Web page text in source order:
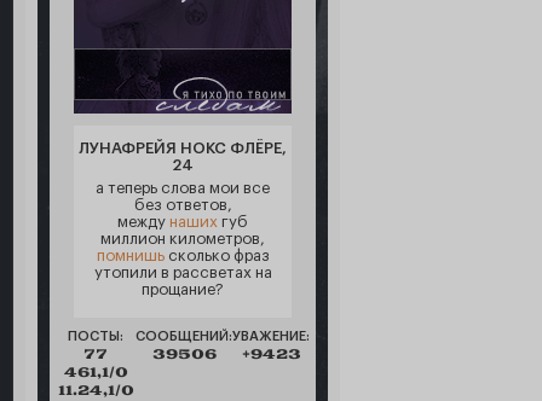
ЛУНАФРЕЙЯ НОКС ФЛЁРЕ,
24
а теперь слова мои все
без ответов,
между наших губ
миллион километров,
помнишьсколько фраз
утопили в рассветах на
прощание?
ПОСТЫ:
77
461,1/0
11.24,1/0
СООБЩЕНИЙ:
39506
УВАЖЕНИЕ:
+9423